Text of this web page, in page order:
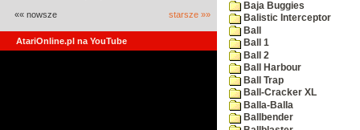
«« nowsze starsze »»
AtariOnline.pl na YouTube
Baja Buggies
Balistic Interceptor
Ball
Ball 1
Ball 2
Ball Harbour
Ball Trap
Ball-Cracker XL
Balla-Balla
Ballbender